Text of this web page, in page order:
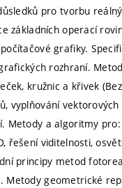
pro tvorbu
základních operací
grafiky.
rozhraní.
kružnic a křivek
vyplňování
Metody a algoritmy
řešení viditelnosti,
principy metod
Metody geometrické